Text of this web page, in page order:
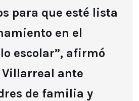
para que esté lista
en el
escolar”, afirmó
ante
de familia y